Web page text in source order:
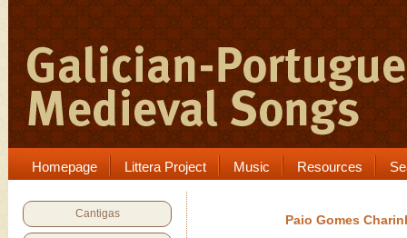
Homepage Littera Project Music Resources
Cantigas Paio Gomes